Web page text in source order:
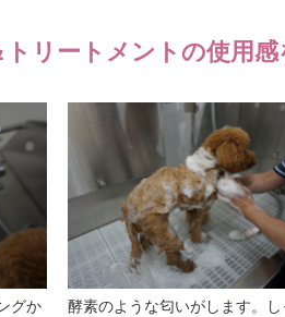
トリートメントの使用
グか
酵素のような匂いがします。し